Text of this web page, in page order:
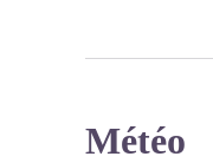
Météo